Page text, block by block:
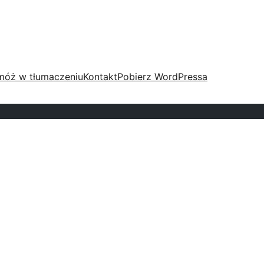
w tłumaczeniuKontaktPobierz WordPressa